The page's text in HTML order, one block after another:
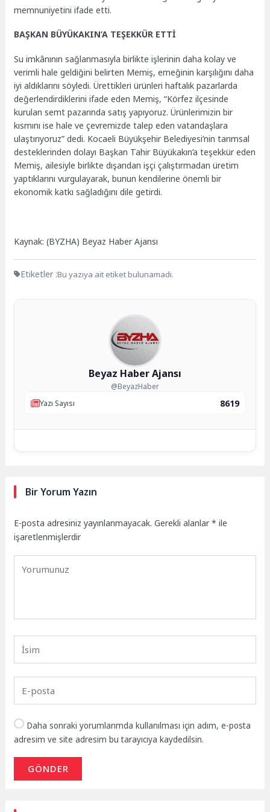
memnuniyetini ifade etti.
BAŞKAN BÜYÜKAKIN’A TEŞEKKÜR ETTİ
Su imkânının sağlanmasıyla birlikte işlerinin daha kolay ve
verimli hale geldiğini belirten Memiş, emeğinin karşılığını daha
iyi aldıklarını söyledi. Ürettikleri ürünleri haftalık pazarlarda
değerlendirdiklerini ifade eden Memiş, “Körfez ilçesinde
kurulan semt pazarında satış yapıyoruz. Ürünlerimizin bir
kısmını ise hale ve çevremizde talep eden vatandaşlara
ulaştırıyoruz” dedi. Kocaeli Büyükşehir Belediyesi’nin tarımsal
desteklerinden dolayı Başkan Tahir Büyükakın’a teşekkür eden
Memiş, ailesiyle birlikte dışarıdan işçi çalıştırmadan üretim
yaptıklarını vurgulayarak, bunun kendilerine önemli bir
ekonomik katkı sağladığını dile getirdi.
Kaynak: (BYZHA) Beyaz Haber Ajansı
Etiketler :Bu yazıya ait etiket bulunamadı.
Beyaz Haber Ajansı
@BeyazHaber
Yazı Sayısı
8619
Bir Yorum Yazın
E-posta adresiniz yayınlanmayacak. Gerekli alanlar* ile
işaretlenmişlerdir
Daha sonraki yorumlarımda kullanılması için adım, e-posta
adresim ve site adresim bu tarayıcıya kaydedilsin.
GÖNDER